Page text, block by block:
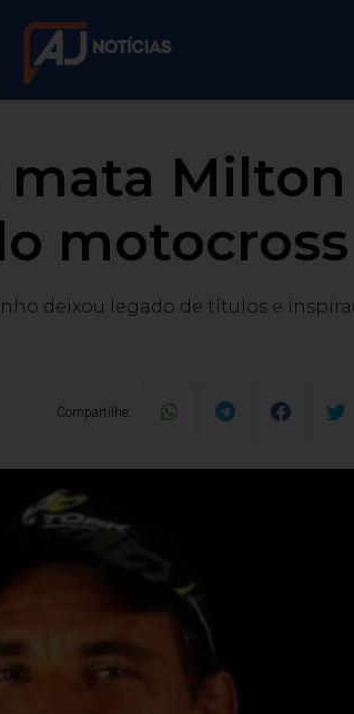
deixou legado de títulos e
Compartilhe: